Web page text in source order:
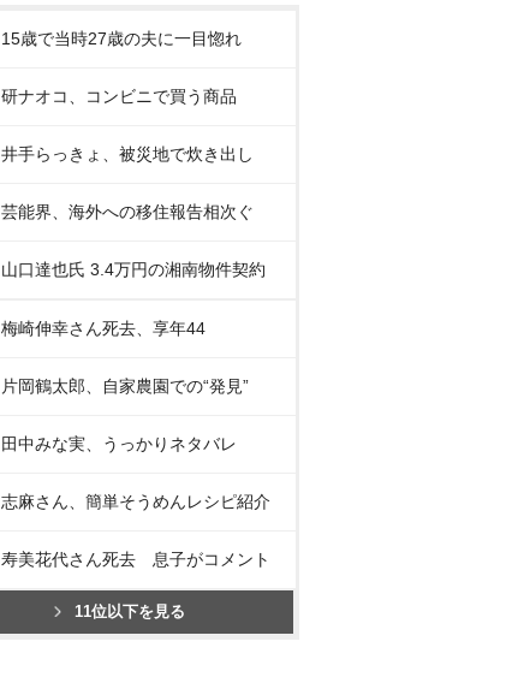
15歳で当時27歳の夫に一目惚れ
研ナオコ、コンビニで買う商品
井手らっきょ、被災地で炊き出し
芸能界、海外への移住報告相次ぐ
山口達也氏 3.4万円の湘南物件契約
梅崎伸幸さん死去、享年44
片岡鶴太郎、自家農園での“発見”
田中みな実、うっかりネタバレ
志麻さん、簡単そうめんレシピ紹介
寿美花代さん死去 息子がコメント
11位以下を見る